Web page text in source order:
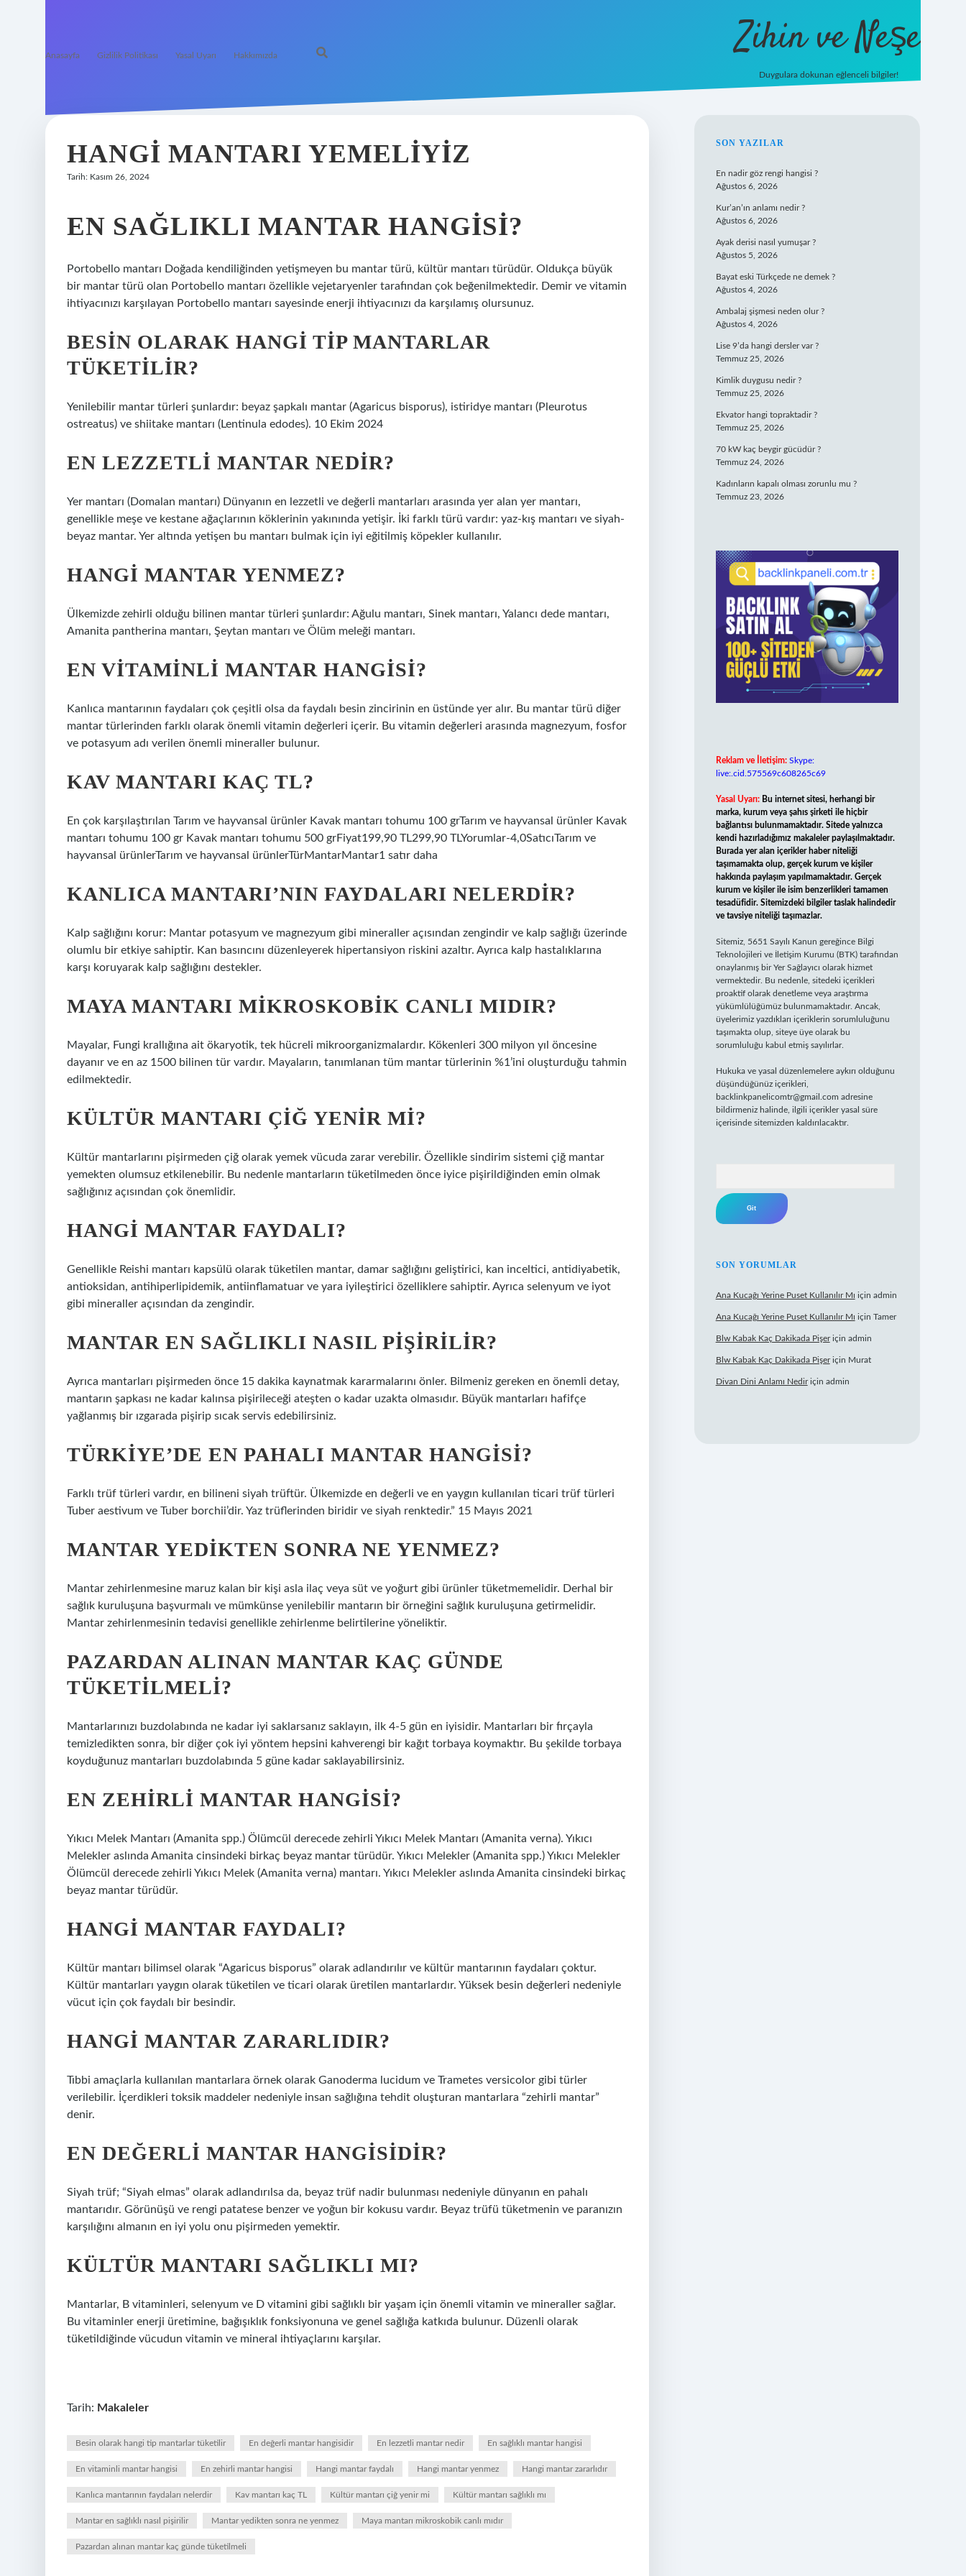
Anasayfa Gizlilik Politikası Yasal Uyarı Hakkımızda Zihin ve Neşe
Duygulara dokunan eğlenceli bilgiler!
HANGI MANTARI YEMELIYIZ
Tarih: Kasım 26, 2024
EN SAĞLIKLI MANTAR HANGISI?
Portobello mantarı Doğada kendiliğinden yetişmeyen bu mantar türü, kültür mantarı türüdür. Oldukça büyük
bir mantar türü olan Portobello mantarı özellikle vejetaryenler tarafından çok beğenilmektedir. Demir ve vitamin
ihtiyacınızı karşılayan Portobello mantarı sayesinde enerji ihtiyacınızı da karşılamış olursunuz.
BESIN OLARAK HANGI TIP MANTARLAR
TÜKETILIR?
Yenilebilir mantar türleri şunlardır: beyaz şapkalı mantar (Agaricus bisporus), istiridye mantarı (Pleurotus
ostreatus) ve shiitake mantarı (Lentinula edodes). 10 Ekim 2024
EN LEZZETLI MANTAR NEDIR?
Yer mantarı (Domalan mantarı) Dünyanın en lezzetli ve değerli mantarları arasında yer alan yer mantarı,
genellikle meşe ve kestane ağaçlarının köklerinin yakınında yetişir. İki farklı türü vardır: yaz-kış mantarı ve siyah-
beyaz mantar. Yer altında yetişen bu mantarı bulmak için iyi eğitilmiş köpekler kullanılır.
HANGI MANTAR YENMEZ?
Ülkemizde zehirli olduğu bilinen mantar türleri şunlardır: Ağulu mantarı, Sinek mantarı, Yalancı dede mantarı,
Amanita pantherina mantarı, Şeytan mantarı ve Ölüm meleği mantarı.
EN VITAMINLI MANTAR HANGISI?
Kanlıca mantarının faydaları çok çeşitli olsa da faydalı besin zincirinin en üstünde yer alır. Bu mantar türü diğer
mantar türlerinden farklı olarak önemli vitamin değerleri içerir. Bu vitamin değerleri arasında magnezyum, fosfor
ve potasyum adı verilen önemli mineraller bulunur.
KAV MANTARI KAÇ TL?
En çok karşılaştırılan Tarım ve hayvansal ürünler Kavak mantarı tohumu 100 grTarım ve hayvansal ürünler Kavak
mantarı tohumu 100 gr Kavak mantarı tohumu 500 grFiyat199,90 TL299,90 TLYorumlar-4,0SatıcıTarım ve
hayvansal ürünlerTarım ve hayvansal ürünlerTürMantarMantar1 satır daha
KANLICA MANTARI’NIN FAYDALARI NELERDIR?
Kalp sağlığını korur: Mantar potasyum ve magnezyum gibi mineraller açısından zengindir ve kalp sağlığı üzerinde
olumlu bir etkiye sahiptir. Kan basıncını düzenleyerek hipertansiyon riskini azaltır. Ayrıca kalp hastalıklarına
karşı koruyarak kalp sağlığını destekler.
MAYA MANTARI MIKROSKOBIK CANLI MIDIR?
Mayalar, Fungi krallığına ait ökaryotik, tek hücreli mikroorganizmalardır. Kökenleri 300 milyon yıl öncesine
dayanır ve en az 1500 bilinen tür vardır. Mayaların, tanımlanan tüm mantar türlerinin %1’ini oluşturduğu tahmin
edilmektedir.
KÜLTÜR MANTARI ÇIĞ YENIR MI?
Kültür mantarlarını pişirmeden çiğ olarak yemek vücuda zarar verebilir. Özellikle sindirim sistemi çiğ mantar
yemekten olumsuz etkilenebilir. Bu nedenle mantarların tüketilmeden önce iyice pişirildiğinden emin olmak
sağlığınız açısından çok önemlidir.
HANGI MANTAR FAYDALI?
Genellikle Reishi mantarı kapsülü olarak tüketilen mantar, damar sağlığını geliştirici, kan inceltici, antidiyabetik,
antioksidan, antihiperlipidemik, antiinflamatuar ve yara iyileştirici özelliklere sahiptir. Ayrıca selenyum ve iyot
gibi mineraller açısından da zengindir.
MANTAR EN SAĞLIKLI NASIL PIŞIRILIR?
Ayrıca mantarları pişirmeden önce 15 dakika kaynatmak kararmalarını önler. Bilmeniz gereken en önemli detay,
mantarın şapkası ne kadar kalınsa pişirileceği ateşten o kadar uzakta olmasıdır. Büyük mantarları hafifçe
yağlanmış bir ızgarada pişirip sıcak servis edebilirsiniz.
TÜRKIYE’DE EN PAHALI MANTAR HANGISI?
Farklı trüf türleri vardır, en bilineni siyah trüftür. Ülkemizde en değerli ve en yaygın kullanılan ticari trüf türleri
Tuber aestivum ve Tuber borchii’dir. Yaz trüflerinden biridir ve siyah renktedir.” 15 Mayıs 2021
MANTAR YEDIKTEN SONRA NE YENMEZ?
Mantar zehirlenmesine maruz kalan bir kişi asla ilaç veya süt ve yoğurt gibi ürünler tüketmemelidir. Derhal bir
sağlık kuruluşuna başvurmalı ve mümkünse yenilebilir mantarın bir örneğini sağlık kuruluşuna getirmelidir.
Mantar zehirlenmesinin tedavisi genellikle zehirlenme belirtilerine yöneliktir.
PAZARDAN ALINAN MANTAR KAÇ GÜNDE
TÜKETILMELI?
Mantarlarınızı buzdolabında ne kadar iyi saklarsanız saklayın, ilk 4-5 gün en iyisidir. Mantarları bir fırçayla
temizledikten sonra, bir diğer çok iyi yöntem hepsini kahverengi bir kağıt torbaya koymaktır. Bu şekilde torbaya
koyduğunuz mantarları buzdolabında 5 güne kadar saklayabilirsiniz.
EN ZEHIRLI MANTAR HANGISI?
Yıkıcı Melek Mantarı (Amanita spp.) Ölümcül derecede zehirli Yıkıcı Melek Mantarı (Amanita verna). Yıkıcı
Melekler aslında Amanita cinsindeki birkaç beyaz mantar türüdür. Yıkıcı Melekler (Amanita spp.) Yıkıcı Melekler
Ölümcül derecede zehirli Yıkıcı Melek (Amanita verna) mantarı. Yıkıcı Melekler aslında Amanita cinsindeki birkaç
beyaz mantar türüdür.
HANGI MANTAR FAYDALI?
Kültür mantarı bilimsel olarak “Agaricus bisporus” olarak adlandırılır ve kültür mantarının faydaları çoktur.
Kültür mantarları yaygın olarak tüketilen ve ticari olarak üretilen mantarlardır. Yüksek besin değerleri nedeniyle
vücut için çok faydalı bir besindir.
HANGI MANTAR ZARARLIDIR?
Tıbbi amaçlarla kullanılan mantarlara örnek olarak Ganoderma lucidum ve Trametes versicolor gibi türler
verilebilir. İçerdikleri toksik maddeler nedeniyle insan sağlığına tehdit oluşturan mantarlara “zehirli mantar”
denir.
EN DEĞERLI MANTAR HANGISIDIR?
Siyah trüf; “Siyah elmas” olarak adlandırılsa da, beyaz trüf nadir bulunması nedeniyle dünyanın en pahalı
mantarıdır. Görünüşü ve rengi patatese benzer ve yoğun bir kokusu vardır. Beyaz trüfü tüketmenin ve paranızın
karşılığını almanın en iyi yolu onu pişirmeden yemektir.
KÜLTÜR MANTARI SAĞLIKLI MI?
Mantarlar, B vitaminleri, selenyum ve D vitamini gibi sağlıklı bir yaşam için önemli vitamin ve mineraller sağlar.
Bu vitaminler enerji üretimine, bağışıklık fonksiyonuna ve genel sağlığa katkıda bulunur. Düzenli olarak
tüketildiğinde vücudun vitamin ve mineral ihtiyaçlarını karşılar.
Tarih: Makaleler
Besin olarak hangi tip mantarlar tüketilir En değerli mantar hangisidir En lezzetli mantar nedir En sağlıklı mantar hangisi
En vitaminli mantar hangisi En zehirli mantar hangisi Hangi mantar faydalı Hangi mantar yenmez Hangi mantar zararlıdır
Kanlıca mantarının faydaları nelerdir Kav mantarı kaç TL Kültür mantarı çiğ yenir mi Kültür mantarı sağlıklı mı
Mantar en sağlıklı nasıl pişirilir Mantar yedikten sonra ne yenmez Maya mantarı mikroskobik canlı mıdır
Pazardan alınan mantar kaç günde tüketilmeli
SIDEBAR
SON YAZILAR
En nadir göz rengi hangisi ?
Ağustos 6, 2026
Kur’an’ın anlamı nedir ?
Ağustos 6, 2026
Ayak derisi nasıl yumuşar ?
Ağustos 5, 2026
Bayat eski Türkçede ne demek ?
Ağustos 4, 2026
Ambalaj şişmesi neden olur ?
Ağustos 4, 2026
Lise 9’da hangi dersler var ?
Temmuz 25, 2026
Kimlik duygusu nedir ?
Temmuz 25, 2026
Ekvator hangi topraktadir ?
Temmuz 25, 2026
70 kW kaç beygir gücüdür ?
Temmuz 24, 2026
Kadınların kapalı olması zorunlu mu ?
Temmuz 23, 2026
Reklam ve İletişim: Skype:
live:.cid.575569c608265c69
Yasal Uyarı: Bu internet sitesi, herhangi bir
marka, kurum veya şahıs şirketi ile hiçbir
bağlantısı bulunmamaktadır. Sitede yalnızca
kendi hazırladığımız makaleler paylaşılmaktadır.
Burada yer alan içerikler haber niteliği
taşımamakta olup, gerçek kurum ve kişiler
hakkında paylaşım yapılmamaktadır. Gerçek
kurum ve kişiler ile isim benzerlikleri tamamen
tesadüfidir. Sitemizdeki bilgiler taslak halindedir
ve tavsiye niteliği taşımazlar.
Sitemiz, 5651 Sayılı Kanun gereğince Bilgi
Teknolojileri ve İletişim Kurumu (BTK) tarafından
onaylanmış bir Yer Sağlayıcı olarak hizmet
vermektedir. Bu nedenle, sitedeki içerikleri
proaktif olarak denetleme veya araştırma
yükümlülüğümüz bulunmamaktadır. Ancak,
üyelerimiz yazdıkları içeriklerin sorumluluğunu
taşımakta olup, siteye üye olarak bu
sorumluluğu kabul etmiş sayılırlar.
Hukuka ve yasal düzenlemelere aykırı olduğunu
düşündüğünüz içerikleri,
backlinkpanelicomtr@gmail.com adresine
bildirmeniz halinde, ilgili içerikler yasal süre
içerisinde sitemizden kaldırılacaktır.
SON YORUMLAR
Ana Kucağı Yerine Puset Kullanılır Mı için admin
Ana Kucağı Yerine Puset Kullanılır Mı için Tamer
Blw Kabak Kaç Dakikada Pişeriçin admin
Blw Kabak Kaç Dakikada Pişeriçin Murat
Divan Dini Anlamı Nediriçin admin